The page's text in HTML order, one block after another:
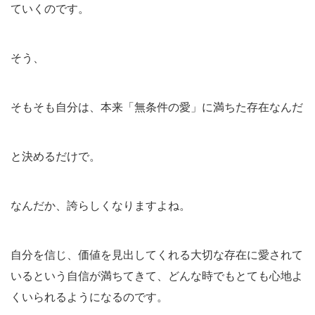
ていくのです。
そう、
そもそも自分は、本来「無条件の愛」に満ちた存在なんだ
と決めるだけで。
なんだか、誇らしくなりますよね。
自分を信じ、価値を見出してくれる大切な存在に愛されて
いるという自信が満ちてきて、どんな時でもとても心地よ
くいられるようになるのです。